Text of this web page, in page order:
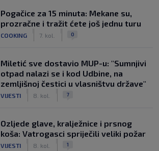
Pogačice za 15 minuta: Mekane su,
prozračne i tražit ćete još jednu turu
COOKING 7. kol. 0
Miletić sve dostavio MUP-u: "Sumnjivi
otpad nalazi se i kod Udbine, na
zemljišnoj čestici u vlasništvu države"
VIJESTI 8. kol. 7
Ozljede glave, kralježnice i prsnog
koša: Vatrogasci spriječili veliki požar
VIJESTI 8. kol. 1